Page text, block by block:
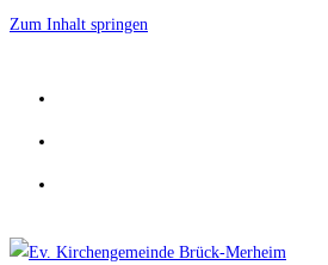
Zum Inhalt springen